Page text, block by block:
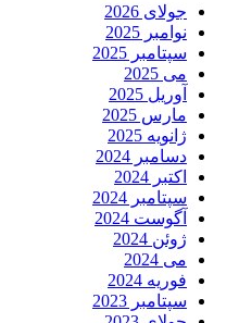
جولای 2026
نوامبر 2025
سپتامبر 2025
می 2025
آوریل 2025
مارس 2025
ژانویه 2025
دسامبر 2024
اکتبر 2024
سپتامبر 2024
آگوست 2024
ژوئن 2024
می 2024
فوریه 2024
سپتامبر 2023